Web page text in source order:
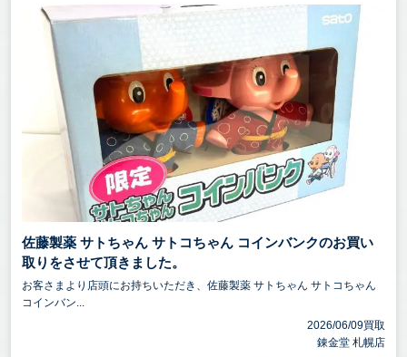
佐藤製薬 サトちゃん サトコちゃん コインバンクのお買い
取りをさせて頂きました。
お客さまより店頭にお持ちいただき、佐藤製薬 サトちゃん サトコちゃん
コインバン...
2026/06/09買取
錬金堂 札幌店